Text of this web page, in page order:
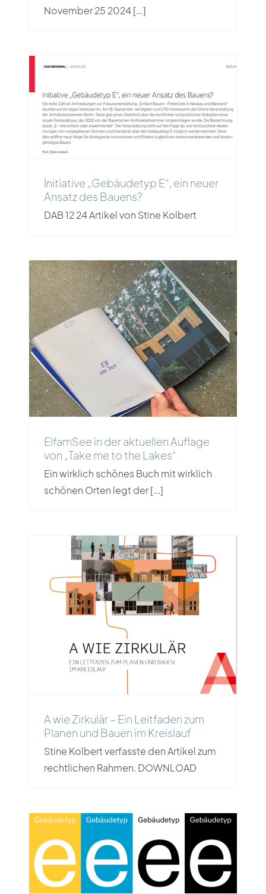
November 25 2024 [...]
Initiative „Gebäudetyp E“, ein
neuer Ansatz des Bauens?
Initiative „Gebäudetyp E“, ein neuer
Ansatz des Bauens?
DAB 12 24 Artikel von Stine Kolbert
ElfamSee in der aktuellen
Auflage von „Take me to the
Lakes“
ElfamSee in der aktuellen Auflage
von „Take me to the Lakes“
Ein wirklich schönes Buch mit wirklich
schönen Orten legt der [...]
A wie Zirkulär – Ein Leitfaden zum
Planen und Bauen im Kreislauf
A wie Zirkulär – Ein Leitfaden zum
Planen und Bauen im Kreislauf
Stine Kolbert verfasste den Artikel zum
rechtlichen Rahmen. DOWNLOAD
EINFACH BAUEN – POTENZIALE
IN NEUBAU UND BESTAND –
Gebäudetyp e